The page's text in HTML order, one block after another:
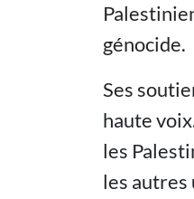
génocide.
Ses
haute
les
les autres